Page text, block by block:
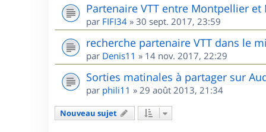
Partenaire VTT entre Montpellier et
par FIFI34 » 30 sept. 2017, 23:59
recherche partenaire VTT dans le
par Denis11 » 14 nov. 2017, 22:29
Sorties matinales à partager sur
par phili11 » 29 août 2013, 21:34
Nouveau sujet